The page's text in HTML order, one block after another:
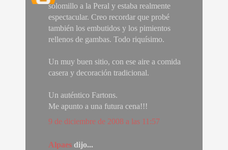
solomillo a la Peral y estaba realmente
espectacular. Creo recordar que probé
también los embutidos y los pimientos
rellenos de gambas. Todo riquísimo.
Un muy buen sitio, con ese aire a comida
casera y decoración tradicional.
Un auténtico Fartons.
Me apunto a una futura cena!!!
9 de diciembre de 2008 a las 11:57
Alpaes dijo...